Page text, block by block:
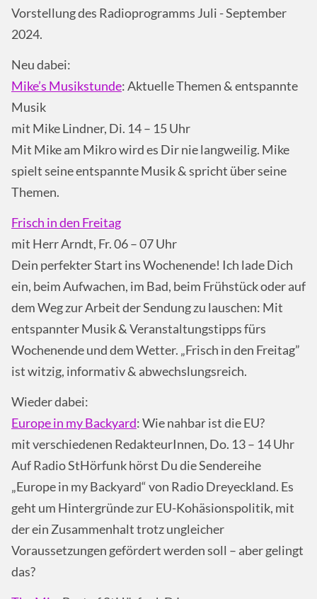
Vorstellung des Radioprogramms Juli - September
2024.
Neu dabei:
Mike’s Musikstunde: Aktuelle Themen & entspannte
Musik
mit Mike Lindner, Di. 14 – 15 Uhr
Mit Mike am Mikro wird es Dir nie langweilig. Mike
spielt seine entspannte Musik & spricht über seine
Themen.
Frisch in den Freitag
mit Herr Arndt, Fr. 06 – 07 Uhr
Dein perfekter Start ins Wochenende! Ich lade Dich
ein, beim Aufwachen, im Bad, beim Frühstück oder auf
dem Weg zur Arbeit der Sendung zu lauschen: Mit
entspannter Musik & Veranstaltungstipps fürs
Wochenende und dem Wetter. „Frisch in den Freitag”
ist witzig, informativ & abwechslungsreich.
Wieder dabei:
Europe in my Backyard: Wie nahbar ist die EU?
mit verschiedenen RedakteurInnen, Do. 13 – 14 Uhr
Auf Radio StHörfunk hörst Du die Sendereihe
„Europe in my Backyard“ von Radio Dreyeckland. Es
geht um Hintergründe zur EU-Kohäsionspolitik, mit
der ein Zusammenhalt trotz ungleicher
Voraussetzungen gefördert werden soll – aber gelingt
das?